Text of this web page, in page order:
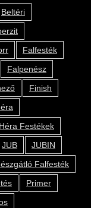
Beltéri
Falfesték
Falpenész
Finish
Héra Festékek
JUB
JUBIN
Falfesték
Primer